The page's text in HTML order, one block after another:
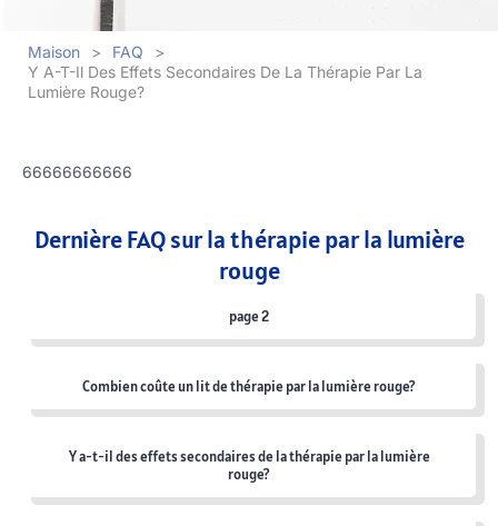
Maison > FAQ
>
Y A-T-Il Des Effets Secondaires De La Thérapie Par La
Lumière Rouge?
66666666666
Dernière FAQ sur la thérapie par la lumière
rouge
page 2
Combien coûte un lit de thérapie par la lumière rouge?
Y a-t-il des effets secondaires de la thérapie par la lumière
rouge?